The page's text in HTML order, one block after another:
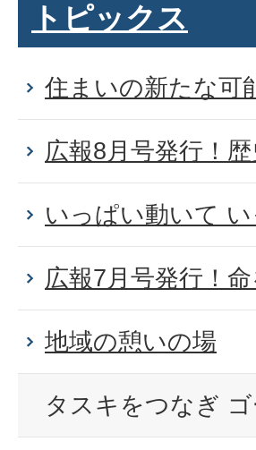
トピックス
住まいの新たな可
広報8月号発行！
いっぱい動いて
広報7月号発行！
地域の憩いの場
タスキをつなぎ